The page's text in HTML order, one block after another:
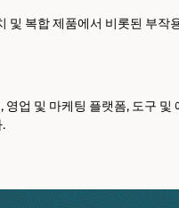
복합 제품에서 비롯된 부
업 및 마케팅 플랫폼, 도구